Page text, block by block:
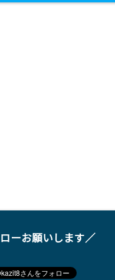
ーお願いします／